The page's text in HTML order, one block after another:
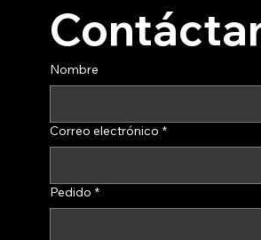
Nombre
Correo electrónico *
Pedido *